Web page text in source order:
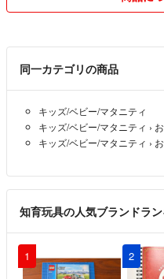
・ご準備いただくスケッチブ
・＋500円でスケッチブックに
たします。
別々での製本をご希望の際は
さい。
▲まとめ買い割引（全商品共通
・2点：100円引き
・3点：150円引き
同一カテゴリの商品
キッズ/ベビー/マタニティ
キッズ/ベビー/マタニティ ›
キッズ/ベビー/マタニティ ›
知育玩具の人気ブランドラ
1 2